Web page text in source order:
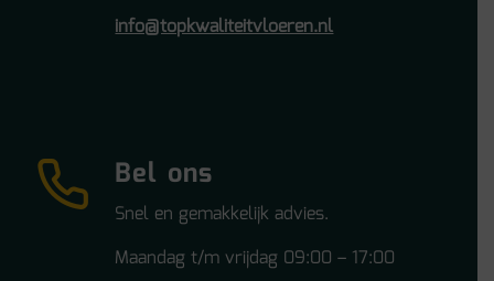
info@topkwaliteitvloeren.nl
Bel ons
Snel en gemakkelijk advies.
Maandag t/m vrijdag 09:00 – 17:00